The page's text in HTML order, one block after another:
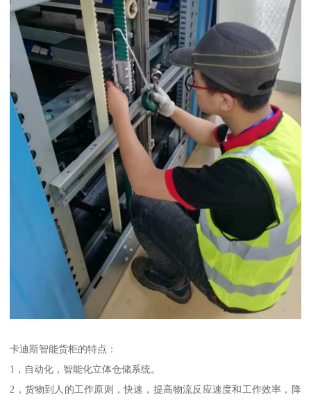
卡迪斯智能货柜的特点：
1，自动化，智能化立体仓储系统。
2，货物到人的工作原则，快速，提高物流反应速度和工作效率，降